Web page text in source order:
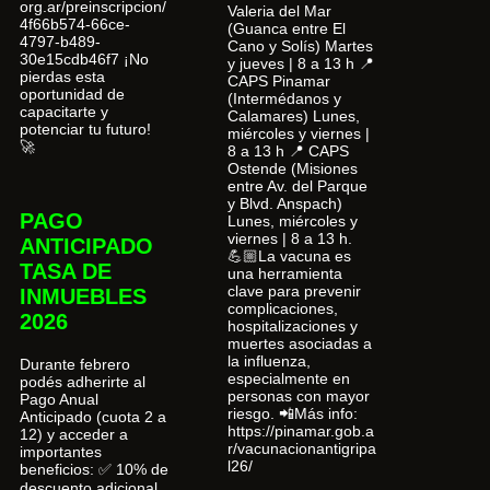
org.ar/preinscripcion/
4f66b574-66ce-
4797-b489-
30e15cdb46f7 ¡No
pierdas esta
oportunidad de
capacitarte y
potenciar tu futuro!
🚀
PAGO
ANTICIPADO
TASA DE
INMUEBLES
2026
Durante febrero
podés adherirte al
Pago Anual
Anticipado (cuota 2 a
12) y acceder a
importantes
beneficios: ✅ 10% de
Valeria del Mar
(Guanca entre El
Cano y Solís) Martes
y jueves | 8 a 13 h 📍
CAPS Pinamar
(Intermédanos y
Calamares) Lunes,
miércoles y viernes |
8 a 13 h 📍 CAPS
Ostende (Misiones
entre Av. del Parque
y Blvd. Anspach)
Lunes, miércoles y
viernes | 8 a 13 h.
💪🏼La vacuna es
una herramienta
clave para prevenir
complicaciones,
hospitalizaciones y
muertes asociadas a
la influenza,
especialmente en
personas con mayor
riesgo. 📲Más info:
https://pinamar.gob.a
r/vacunacionantigripa
l26/